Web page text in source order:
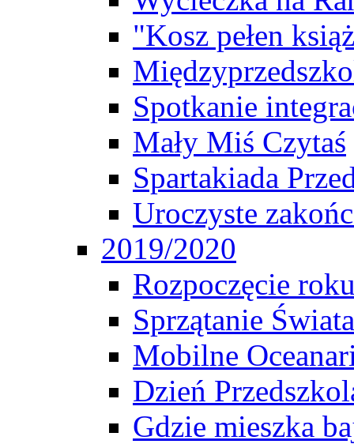
"Kosz pełen
Spotkanie
Mały Miś Czytaś
Spartakiada
Uroczyste
2019/2020
Rozpoczęcie
Sprzątanie Świata
Mobilne
Dzień
Gdzie mieszka